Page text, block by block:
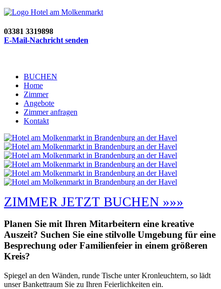
03381 3319898
E-Mail-Nachricht senden
BUCHEN
Home
Zimmer
Angebote
Zimmer anfragen
Kontakt
ZIMMER JETZT BUCHEN »»»
Planen Sie mit Ihren Mitarbeitern eine kreative
Auszeit? Suchen Sie eine stilvolle Umgebung für eine
Besprechung oder Familienfeier in einem größeren
Kreis?
Spiegel an den Wänden, runde Tische unter Kronleuchtern, so lädt
unser Bankettraum Sie zu Ihren Feierlichkeiten ein.